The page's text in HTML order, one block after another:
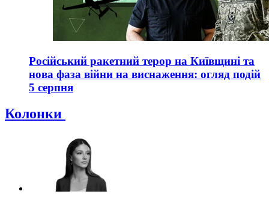
Російський ракетний терор на Київщині та
нова фаза війни на виснаження: огляд подій
5 серпня
Колонки